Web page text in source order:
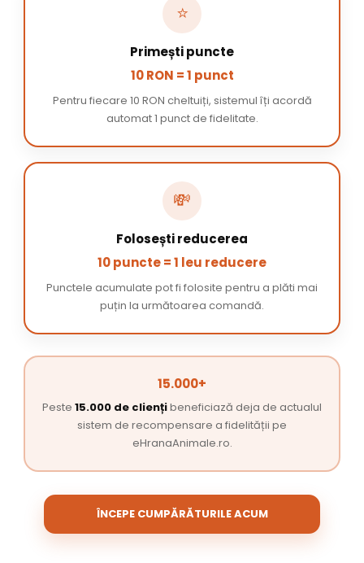
⭐
Primești puncte
10 RON = 1 punct
Pentru fiecare 10 RON cheltuiți, sistemul îți acordă
automat 1 punct de fidelitate.
💸
Folosești reducerea
10 puncte = 1 leu reducere
Punctele acumulate pot fi folosite pentru a plăti mai
puțin la următoarea comandă.
15.000+
Peste 15.000 de cliențibeneficiază deja de actualul
sistem de recompensare a fidelității pe
eHranaAnimale.ro.
ÎNCEPE CUMPĂRĂTURILE ACUM